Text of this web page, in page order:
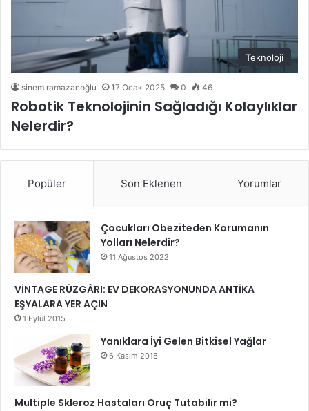
Teknoloji
sinem ramazanoğlu 17 Ocak 2025 0 46
Robotik Teknolojinin Sağladığı Kolaylıklar
Nelerdir?
Popüler Son Eklenen Yorumlar
Çocukları Obeziteden Korumanın
Yolları Nelerdir?
11 Ağustos 2022
VİNTAGE RÜZGÂRI: EV DEKORASYONUNDA ANTİKA
EŞYALARA YER AÇIN
1 Eylül 2015
Yanıklara İyi Gelen Bitkisel Yağlar
6 Kasım 2018
Multiple Skleroz Hastaları Oruç Tutabilir mi?